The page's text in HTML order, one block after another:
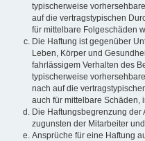
typischerweise
auf die vertragstypischen
für mittelbare Folgeschäden
Die Haftung ist gegenüber
Leben, Körper und
fahrlässigem Verhalten des
typischerweise
nach auf die
auch für mittelbare Schäden,
Die Haftungsbegrenzung der
zugunsten der Mitarbeiter
Ansprüche für eine Haftung